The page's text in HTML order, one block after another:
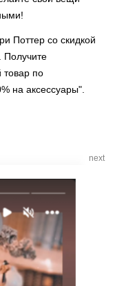
Поттер со скидкой
Получите
товар по
на аксессуары".
next